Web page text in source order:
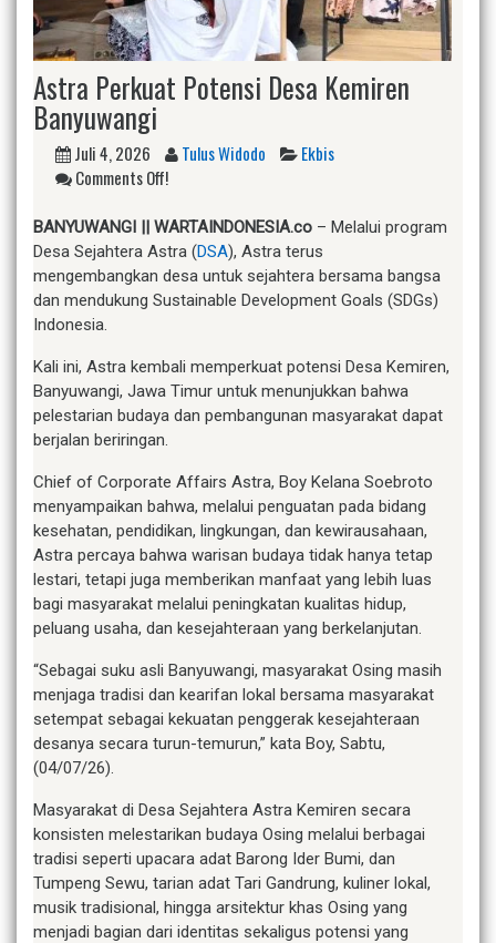
Astra Perkuat Potensi Desa Kemiren
Banyuwangi
Juli 4, 2026 Tulus Widodo
Ekbis
Comments Off!
BANYUWANGI || WARTAINDONESIA.co – Melalui program
Desa Sejahtera Astra (DSA), Astra terus
mengembangkan desa untuk sejahtera bersama bangsa
dan mendukung Sustainable Development Goals (SDGs)
Indonesia.
Kali ini, Astra kembali memperkuat potensi Desa Kemiren,
Banyuwangi, Jawa Timur untuk menunjukkan bahwa
pelestarian budaya dan pembangunan masyarakat dapat
berjalan beriringan.
Chief of Corporate Affairs Astra, Boy Kelana Soebroto
menyampaikan bahwa, melalui penguatan pada bidang
kesehatan, pendidikan, lingkungan, dan kewirausahaan,
Astra percaya bahwa warisan budaya tidak hanya tetap
lestari, tetapi juga memberikan manfaat yang lebih luas
bagi masyarakat melalui peningkatan kualitas hidup,
peluang usaha, dan kesejahteraan yang berkelanjutan.
“Sebagai suku asli Banyuwangi, masyarakat Osing masih
menjaga tradisi dan kearifan lokal bersama masyarakat
setempat sebagai kekuatan penggerak kesejahteraan
desanya secara turun-temurun,” kata Boy, Sabtu,
(04/07/26).
Masyarakat di Desa Sejahtera Astra Kemiren secara
konsisten melestarikan budaya Osing melalui berbagai
tradisi seperti upacara adat Barong Ider Bumi, dan
Tumpeng Sewu, tarian adat Tari Gandrung, kuliner lokal,
musik tradisional, hingga arsitektur khas Osing yang
menjadi bagian dari identitas sekaligus potensi yang